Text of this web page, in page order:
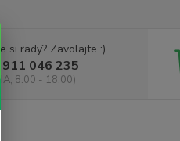
si rady? Zavolajte :)
046 235
8:00 - 18:00)